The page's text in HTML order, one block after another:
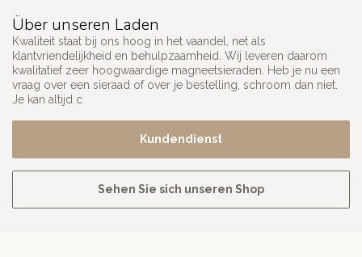
Über unseren Laden
Kwaliteit staat bij ons hoog in het vaandel, net als
klantvriendelijkheid en behulpzaamheid. Wij leveren daarom
kwalitatief zeer hoogwaardige magneetsieraden. Heb je nu een
vraag over een sieraad of over je bestelling, schroom dan niet.
Je kan altijd c
Kundendienst
Sehen Sie sich unseren Shop